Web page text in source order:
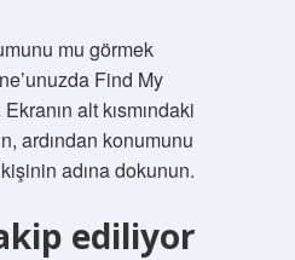
mu görmek
Find My
alt kısmındaki
ardından konumunu
adına dokunun.
ediliyor